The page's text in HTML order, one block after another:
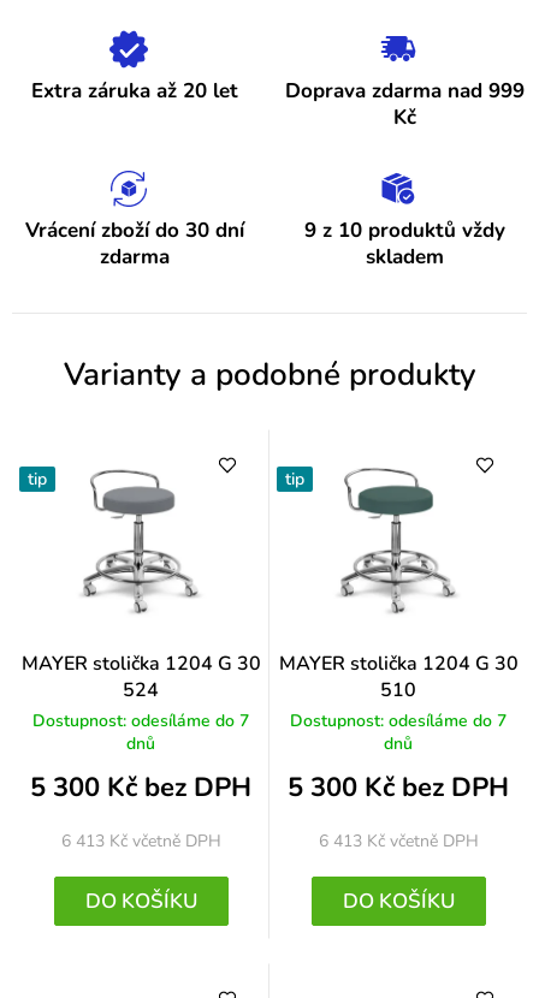
h
o
e
Extra záruka až 20 let
Doprava zdarma nad 999
Kč
Vrácení zboží do 30 dní
zdarma
9 z 10 produktů vždy
skladem
Varianty a podobné produkty
tip
MAYER stolička 1204 G 30
524
Dostupnost: odesíláme do 7
dnů
5 300 Kč bez DPH
6 413 Kč včetně DPH
DO KOŠÍKU
tip
MAYER stolička 1204 G 30
510
Dostupnost: odesíláme do 7
dnů
5 300 Kč bez DPH
6 413 Kč včetně DPH
DO KOŠÍKU